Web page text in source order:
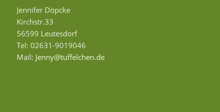
Jennifer Döpcke
Kirchstr.33
56599 Leutesdorf
Tel: 02631-9019046
Mail: Jenny@tuffelchen.de